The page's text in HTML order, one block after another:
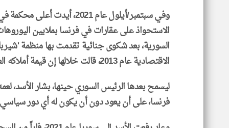
وفي سبتمبر/أيلول عام 2021،
الاستحواذ على عقارات في فرنسا بملايين
السورية، بعد شكوى جنائية تقدمت بها منظمة
الاقتصادية عام 2013، قالت خلالها إن قيمة أملاكه العقارية تفوق بكثير دخله المعروف.
ليسمح بعدها الرئيس السوري حينها، بشار الأسد،
فرنسا، على أن يعود دون أن يكون له أي دور